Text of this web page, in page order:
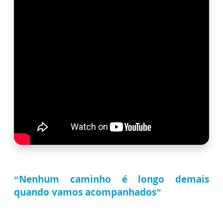
“Nenhum caminho é longo demais
quando vamos acompanhados”